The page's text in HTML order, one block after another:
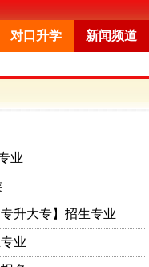
对口升学 新闻频道
业
升大专】招生专业
业